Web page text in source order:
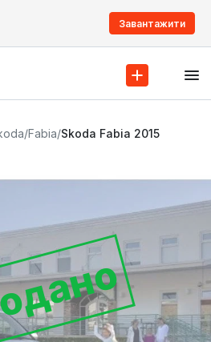
Завантажити
/Fabia/Skoda Fabia 2015